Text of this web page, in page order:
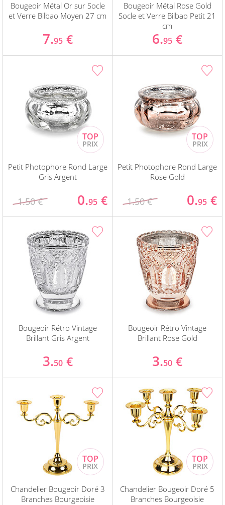
Bougeoir Métal Or sur Socle
et Verre Bilbao Moyen 27 cm
7.95 €
Bougeoir Métal Rose Gold
Socle et Verre Bilbao Petit 21
cm
6.95 €
Petit Photophore Rond Large
Gris Argent
1.50 € 0.95 €
Petit Photophore Rond Large
Rose Gold
1.50 € 0.95 €
Bougeoir Rétro Vintage
Brillant Gris Argent
3.50 €
Bougeoir Rétro Vintage
Brillant Rose Gold
3.50 €
Chandelier Bougeoir Doré 3
Branches Bourgeoisie
Chandelier Bougeoir Doré 5
Branches Bourgeoisie